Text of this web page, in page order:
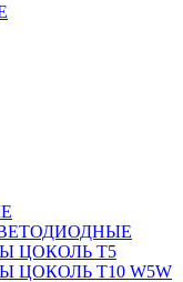
ЦОКОЛЬ T5
ЦОКОЛЬ T10 W5W